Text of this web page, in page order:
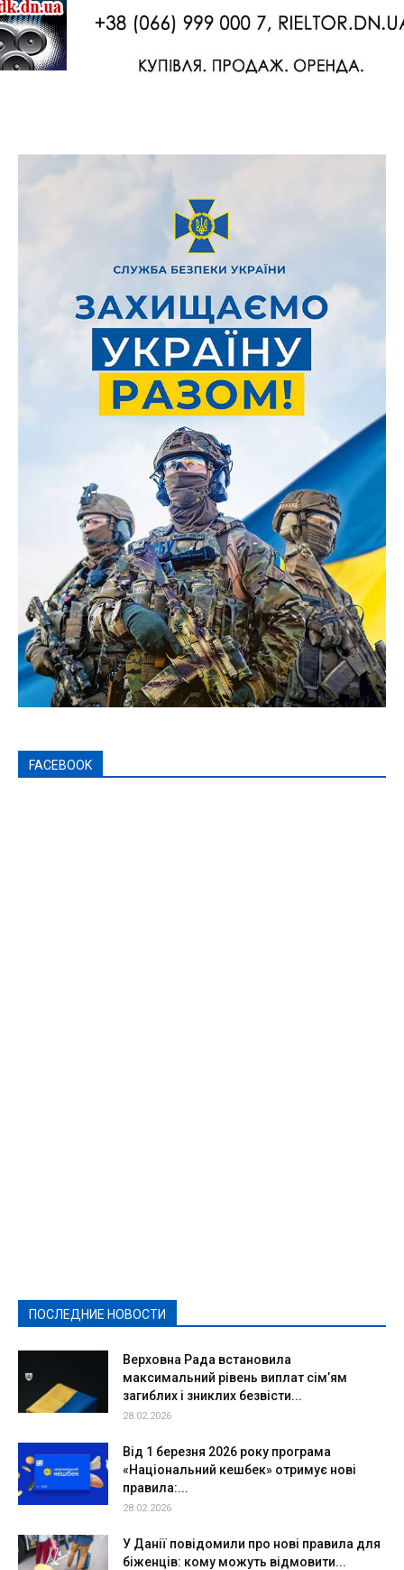
FACEBOOK
ПОСЛЕДНИЕ НОВОСТИ
Верховна Рада встановила
максимальний рівень виплат сім’ям
загиблих і зниклих безвісти...
28.02.2026
Від 1 березня 2026 року програма
«Національний кешбек» отримує нові
правила:...
28.02.2026
У Данії повідомили про нові правила для
біженців: кому можуть відмовити...